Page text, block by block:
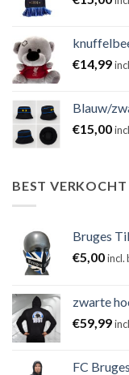
€14,99
Blauw/
€15,00
BEST VERKOCHT
Bruges
€5,00incl.
zwarte
€59,99
FC